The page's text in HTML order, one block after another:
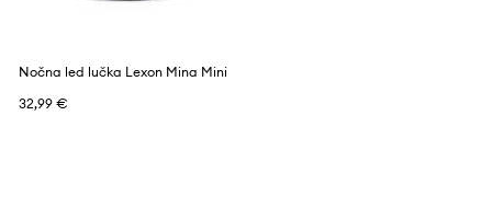
Nočna led lučka Lexon Mina Mini
32,99 €